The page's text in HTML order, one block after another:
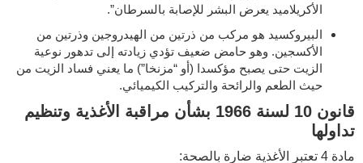
الأكريلاميد يعرض البشر للإصابة بالسرطان”.
البيروكسيد هو مركب من ذرتين من الهيدروجين وذرتين من
الأكسجين. وهو حامض ضعيف تؤدي زيادته إلى تدهور نوعية
الزيت حتى يصبح مؤكسدا (أو “مزنخا”) ما يعني فساد الزيت من
حيث الطعم والرائحة والتركيب الكيميائي.
قانون 10 لسنة 1966 بشأن مراقبة الأغذية وتنظيم
تداولها
مادة 4 تعتبر الأغذية ضارة بالصحة: